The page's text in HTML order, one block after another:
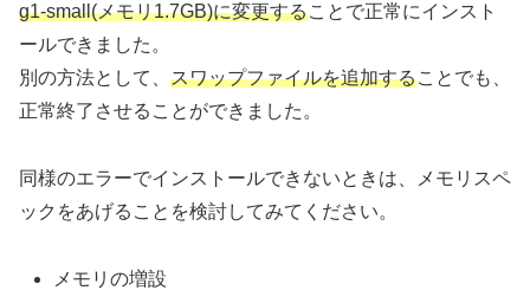
g1-small(メモリ1.7GB)に変更することで正常にインスト
ールできました。
別の方法として、 スワップファイルを追加することでも、
正常終了させることができました。
同様のエラーでインストールできないときは、メモリスペ
ックをあげることを検討してみてください。
メモリの増設